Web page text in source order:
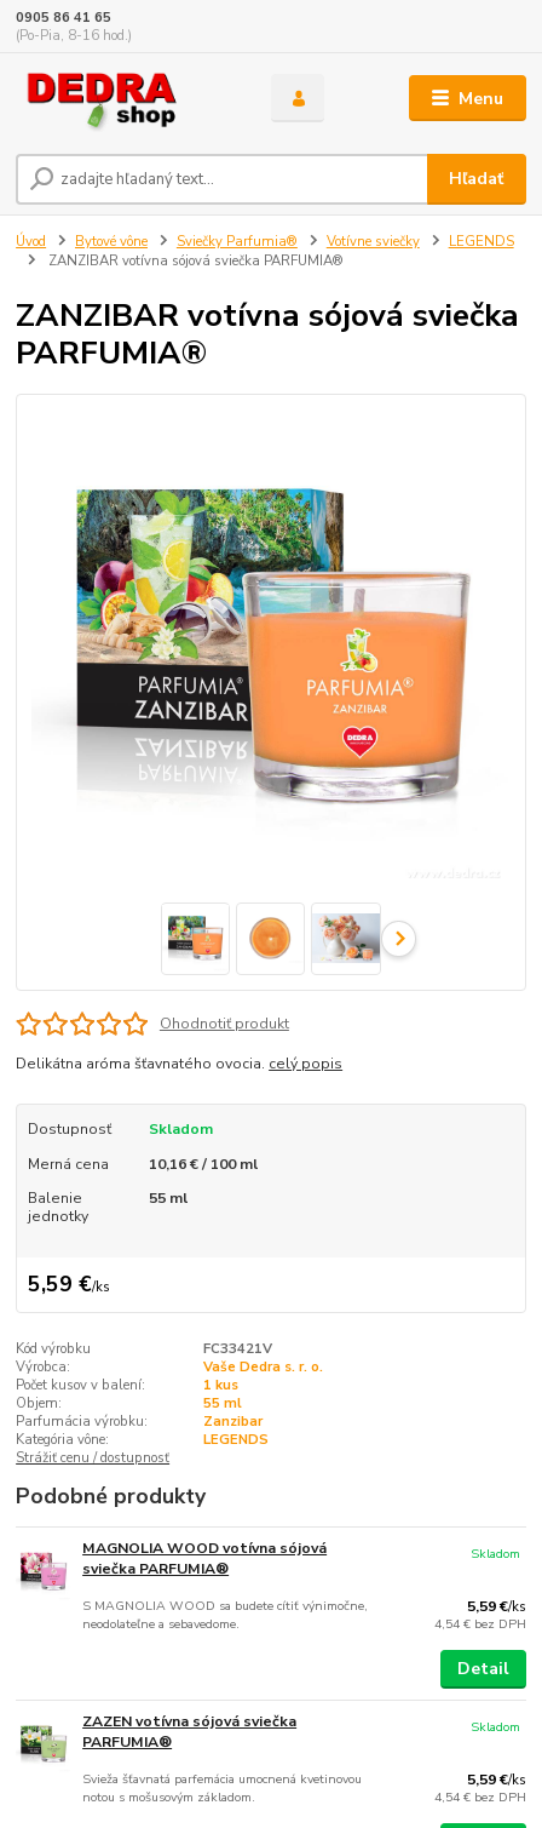
Menu
Hľadať
0905 86 41 65
(Po-Pia, 8-16 hod.)
Úvod Bytové vône Sviečky Parfumia® Votívne sviečky
LEGENDS
ZANZIBAR votívna sójová sviečka PARFUMIA®
ZANZIBAR votívna sójová sviečka
PARFUMIA®
Ohodnotiť produkt
Delikátna aróma šťavnatého ovocia. celý popis
Dostupnosť
Skladom
Merná cena
10,16 € / 100 ml
Balenie
jednotky
55 ml
5,59 €/ks
Kód výrobku
FC33421V
Výrobca:
Vaše Dedra s. r. o.
Počet kusov v balení:
1 kus
Objem:
55 ml
Parfumácia výrobku:
Zanzibar
Kategória vône:
LEGENDS
Strážiť cenu / dostupnosť
Podobné produkty
MAGNOLIA WOOD votívna sójová
sviečka PARFUMIA®
S MAGNOLIA WOOD sa budete cítiť výnimočne,
neodolateľne a sebavedome.
5,59 €/ks
4,54 € bez DPH
Skladom
Detail
ZAZEN votívna sójová sviečka
PARFUMIA®
Svieža šťavnatá parfemácia umocnená kvetinovou
notou s mošusovým základom.
5,59 €/ks
4,54 € bez DPH
Skladom